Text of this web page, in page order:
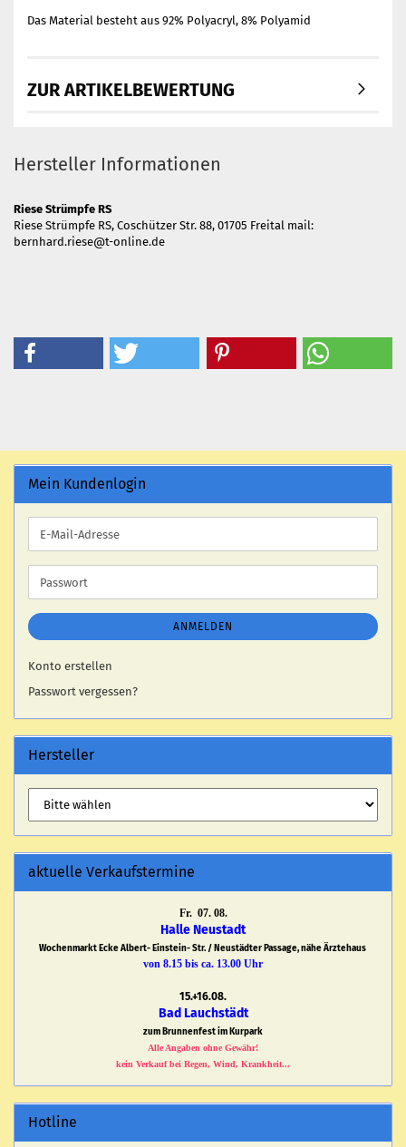
Das Material besteht aus 92% Polyacryl, 8% Polyamid
ZUR ARTIKELBEWERTUNG
Hersteller Informationen
Riese Strümpfe RS
Riese Strümpfe RS, Coschützer Str. 88, 01705 Freital mail:
bernhard.riese@t-online.de
Mein Kundenlogin
E-
Mail-
Adresse
Passwort
ANMELDEN
Konto erstellen
Passwort vergessen?
Hersteller
aktuelle Verkaufstermine
Fr. 07. 08.
Halle Neustadt
Wochenmarkt Ecke Albert- Einstein- Str. / Neustädter Passage, nähe Ärztehaus
von 8.15 bis ca. 13.00 Uhr
15.+16.08.
Bad Lauchstädt
zum Brunnenfest im Kurpark
Alle Angaben ohne Gewähr!
kein Verkauf bei Regen, Wind, Krankheit...
Hotline